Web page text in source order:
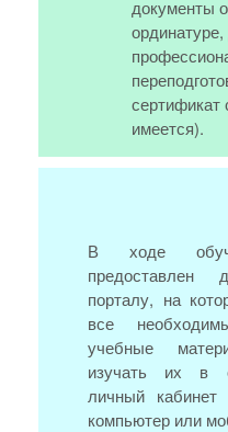
документы
сертификат
имеется).
В ходе
порталу, на
все
учебные
изучать их в
личный
компьютер или